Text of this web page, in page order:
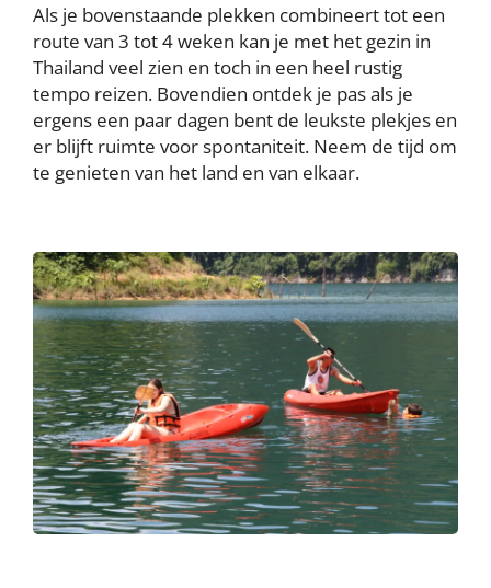
Als je bovenstaande plekken combineert tot een
route van 3 tot 4 weken kan je met het gezin in
Thailand veel zien en toch in een heel rustig
tempo reizen. Bovendien ontdek je pas als je
ergens een paar dagen bent de leukste plekjes en
er blijft ruimte voor spontaniteit. Neem de tijd om
te genieten van het land en van elkaar.